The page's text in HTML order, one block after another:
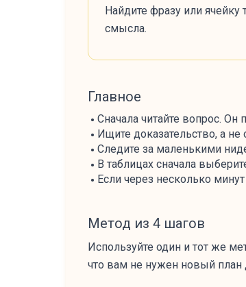
Найдите фразу или
смысла.
Главное
Сначала читайте вопрос.
Ищите доказательство, а
Следите за маленькими
В таблицах сначала
Если через несколько
Метод из 4 шагов
Используйте один и тот же
что вам не нужен новый план